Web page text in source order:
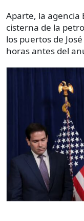
Aparte, la agencia
cisterna de la
los puertos de
horas antes del